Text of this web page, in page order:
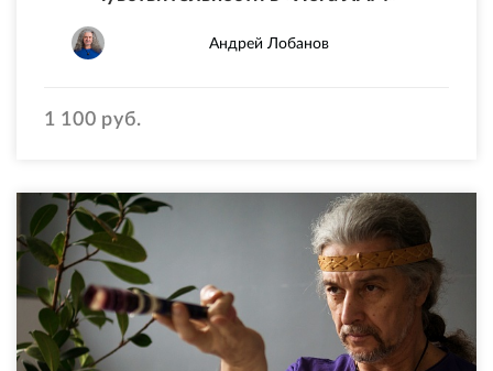
Андрей Лобанов
1 100 руб.